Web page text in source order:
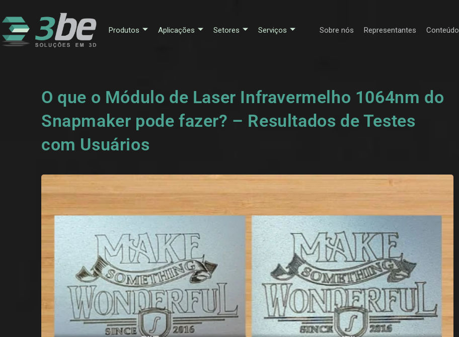
Produtos Aplicações Setores Serviços Sobre nós Representantes Conteúdo
O que o Módulo de Laser Infravermelho 1064nm do
Snapmaker pode fazer? – Resultados de Testes
com Usuários